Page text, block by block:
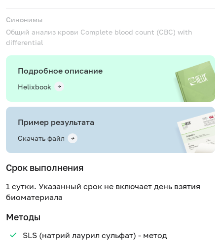
Синонимы
Общий анализ крови Complete blood count (CBC) with
differential
Подробное описание
Helixbook
Пример результата
Скачать файл
Срок выполнения
1 сутки. Указанный срок не включает день взятия
биоматериала
Методы
SLS (натрий лаурил сульфат) - метод